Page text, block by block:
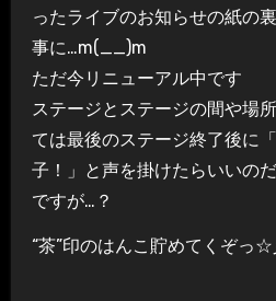
ったライブのお知らせの紙の
事に…m(__)m
ただ今リニューアル中です
ステージとステージの間や場
ては最後のステージ終了後に
子！」と声を掛けたらいいの
ですが…？
“茶”印のはんこ貯めてくぞっ☆